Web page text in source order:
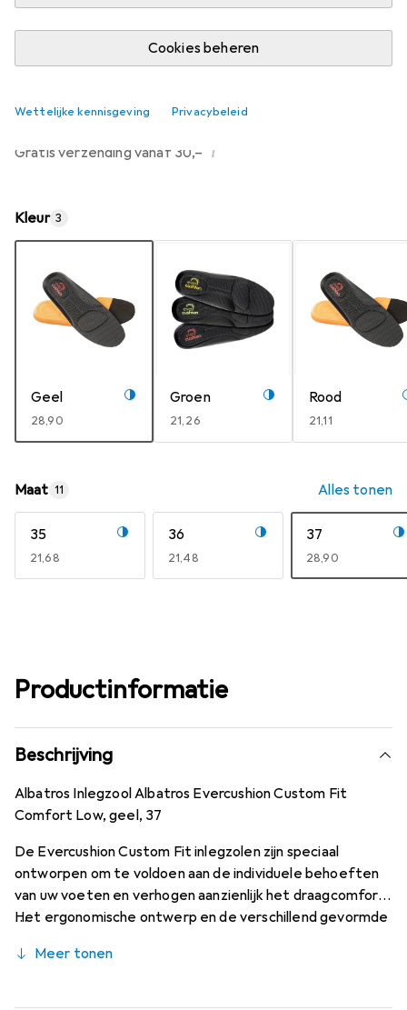
Cookies beheren
Wettelijke kennisgeving Privacybeleid
In winkelmandje
Vergelijk
Gratis verzending vanaf 30,– i
Kleur 3
Geel
EUR
28,90
Groen
EUR
21,26
Rood
EUR
21,11
Maat 11 Alles tonen
35
EUR
21,68
36
EUR
21,48
37
EUR
28,90
Productinformatie
Beschrijving
Albatros Inlegzool Albatros Evercushion Custom Fit
Comfort Low, geel, 37
De Evercushion Custom Fit inlegzolen zijn speciaal
ontworpen om te voldoen aan de individuele behoeften
van uw voeten en verhogen aanzienlijk het draagcomfort.
Het ergonomische ontwerp en de verschillend gevormde
dempingseigenschappen, ontlasten de gewrichten en
zorgt het hoog ademende schuim in combinatie met de
Meer tonen